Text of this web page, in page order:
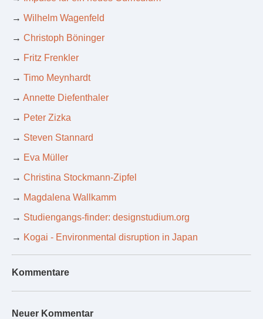
→ Wilhelm Wagenfeld
→ Christoph Böninger
→ Fritz Frenkler
→ Timo Meynhardt
→ Annette Diefenthaler
→ Peter Zizka
→ Steven Stannard
→ Eva Müller
→ Christina Stockmann-Zipfel
→ Magdalena Wallkamm
→ Studiengangs-finder: designstudium.org
→ Kogai - Environmental disruption in Japan
Kommentare
Neuer Kommentar